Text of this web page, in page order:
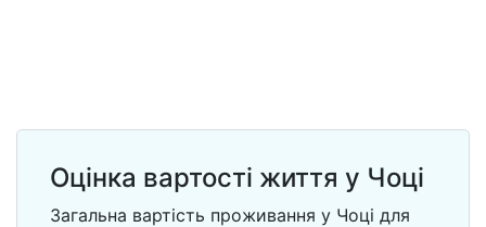
Оцінка вартості життя у Чоці
Загальна вартість проживання у Чоці для